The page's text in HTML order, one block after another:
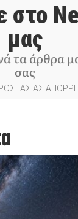
στο
μας
τα άρθρα
σας